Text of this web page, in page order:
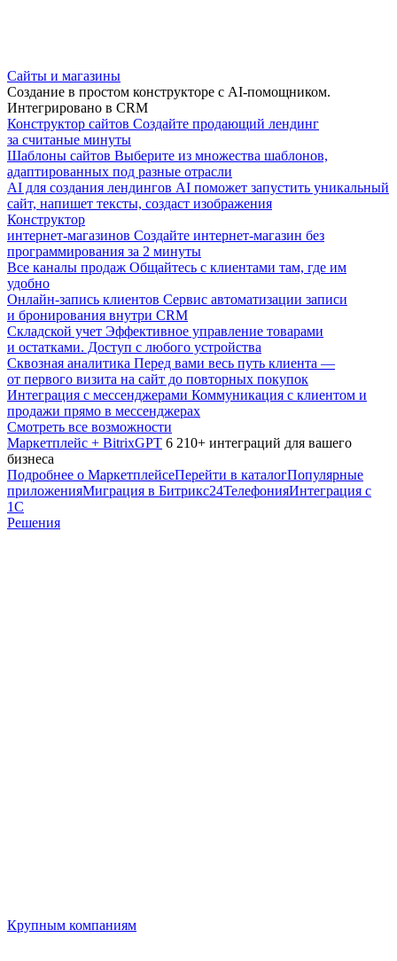
Сайты и магазины
Создание в простом конструкторе с AI-помощником.
Интегрировано в CRM
Конструктор сайтов Создайте продающий лендинг
за считаные минуты
Шаблоны сайтов Выберите из множества шаблонов,
адаптированных под разные отрасли
AI для создания лендингов AI поможет запустить уникальный
сайт, напишет тексты, создаст изображения
Конструктор
интернет-магазинов Создайте интернет-магазин без
программирования за 2 минуты
Все каналы продаж Общайтесь с клиентами там, где им
удобно
Онлайн-запись клиентов Сервис автоматизации записи
и бронирования внутри CRM
Складской учет Эффективное управление товарами
и остатками. Доступ с любого устройства
Сквозная аналитика Перед вами весь путь клиента —
от первого визита на сайт до повторных покупок
Интеграция с мессенджерами Коммуникация с клиентом и
продажи прямо в мессенджерах
Смотреть все возможности
Маркетплейс + BitrixGPT 6 210+ интеграций для вашего
бизнеса
Подробнее о МаркетплейсеПерейти в каталогПопулярные
приложенияМиграция в Битрикс24ТелефонияИнтеграция с
1С
Решения
Крупным компаниям